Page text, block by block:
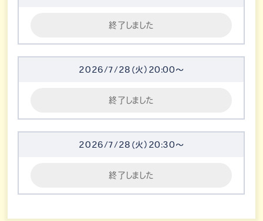
終了しました
2026/7/28（火）20:00～
終了しました
2026/7/28（火）20:30～
終了しました